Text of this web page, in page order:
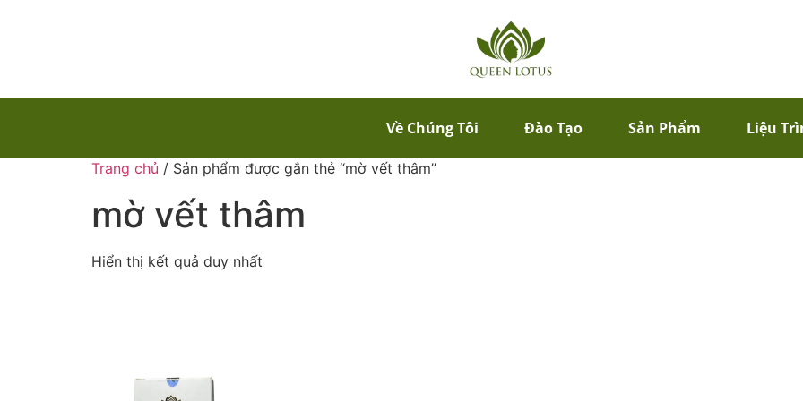
Về Chúng Tôi Đào Tạo Sản Phẩm Liệu
Trang chủ / Sản phẩm được gắn thẻ “mờ vết thâm”
mờ vết thâm
Hiển thị kết quả duy nhất